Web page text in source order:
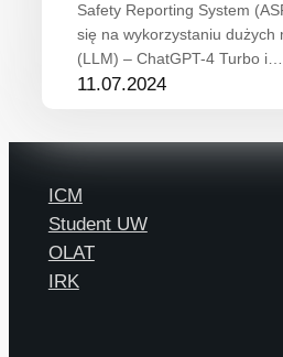
Safety Reporting System
się na wykorzystaniu dużych
(LLM) – ChatGPT-4 Turbo i…
11.07.2024
ICM
Student UW
OLAT
IRK